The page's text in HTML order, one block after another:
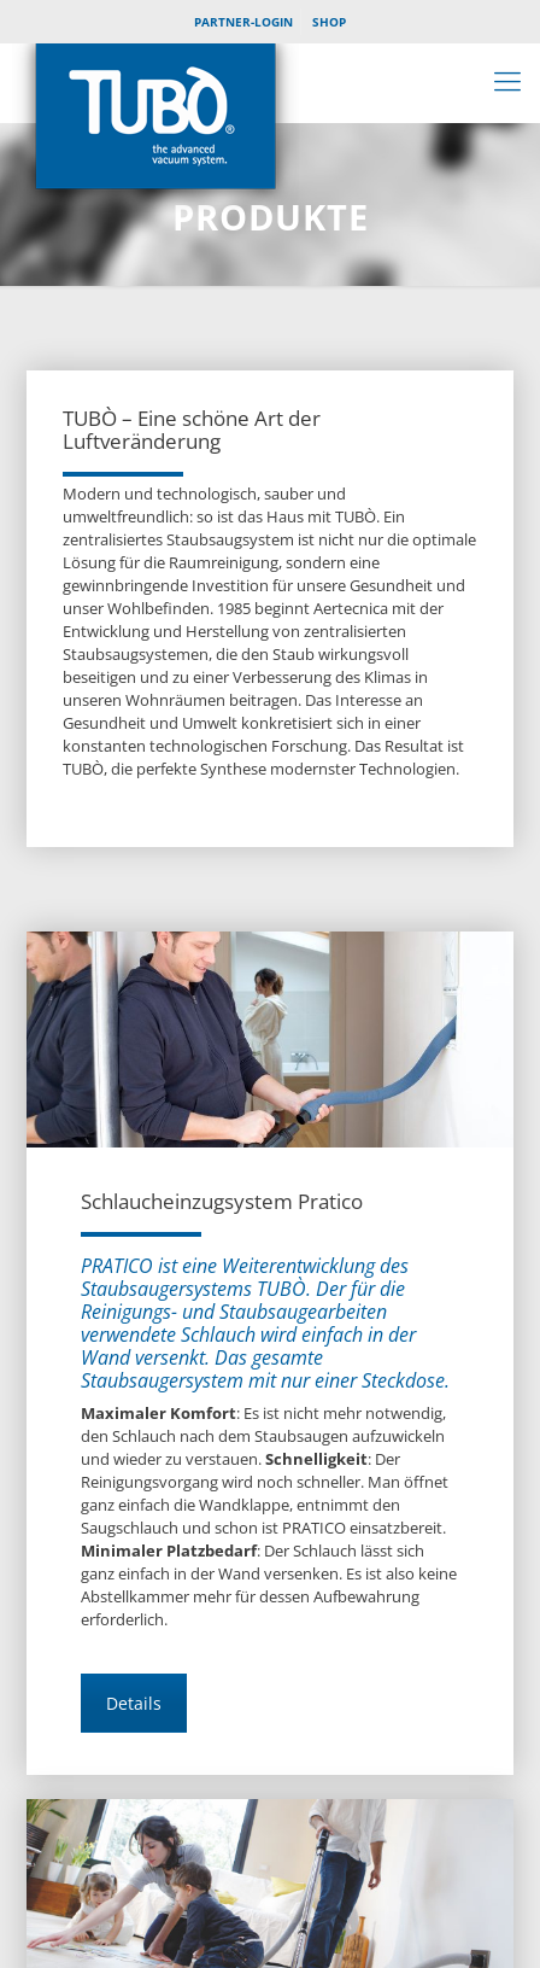
PARTNER-LOGIN SHOP
PRODUKTE
TUBÒ – Eine schöne Art der
Luftveränderung
Modern und technologisch, sauber und
umweltfreundlich: so ist das Haus mit TUBÒ. Ein
zentralisiertes Staubsaugsystem ist nicht nur die optimale
Lösung für die Raumreinigung, sondern eine
gewinnbringende Investition für unsere Gesundheit und
unser Wohlbefinden. 1985 beginnt Aertecnica mit der
Entwicklung und Herstellung von zentralisierten
Staubsaugsystemen, die den Staub wirkungsvoll
beseitigen und zu einer Verbesserung des Klimas in
unseren Wohnräumen beitragen. Das Interesse an
Gesundheit und Umwelt konkretisiert sich in einer
konstanten technologischen Forschung. Das Resultat ist
TUBÒ, die perfekte Synthese modernster Technologien.
Schlaucheinzugsystem Pratico
PRATICO ist eine Weiterentwicklung des
Staubsaugersystems TUBÒ. Der für die
Reinigungs- und Staubsaugearbeiten
verwendete Schlauch wird einfach in der
Wand versenkt. Das gesamte
Staubsaugersystem mit nur einer Steckdose.
Maximaler Komfort: Es ist nicht mehr notwendig,
den Schlauch nach dem Staubsaugen aufzuwickeln
und wieder zu verstauen.Schnelligkeit: Der
Reinigungsvorgang wird noch schneller. Man öffnet
ganz einfach die Wandklappe, entnimmt den
Saugschlauch und schon ist PRATICO einsatzbereit.
Minimaler Platzbedarf: Der Schlauch lässt sich
ganz einfach in der Wand versenken. Es ist also keine
Abstellkammer mehr für dessen Aufbewahrung
erforderlich.
Details